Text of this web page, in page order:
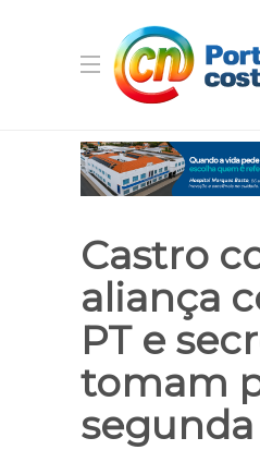
Castro
aliança
PT e
tomam
segunda